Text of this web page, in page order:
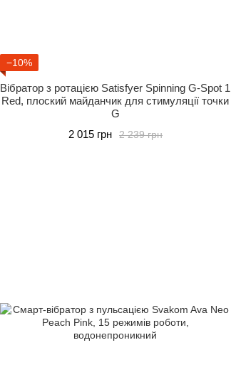
−10%
Вібратор з ротацією Satisfyer Spinning G-Spot 1
Red, плоский майданчик для стимуляції точки
G
2 239 грн
2 015 грн